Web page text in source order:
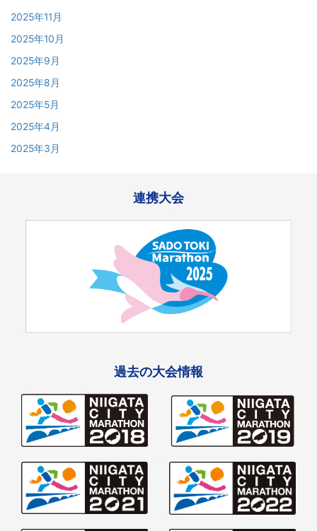
2025年11月
2025年10月
2025年9月
2025年8月
2025年5月
2025年4月
2025年3月
連携大会
過去の大会情報